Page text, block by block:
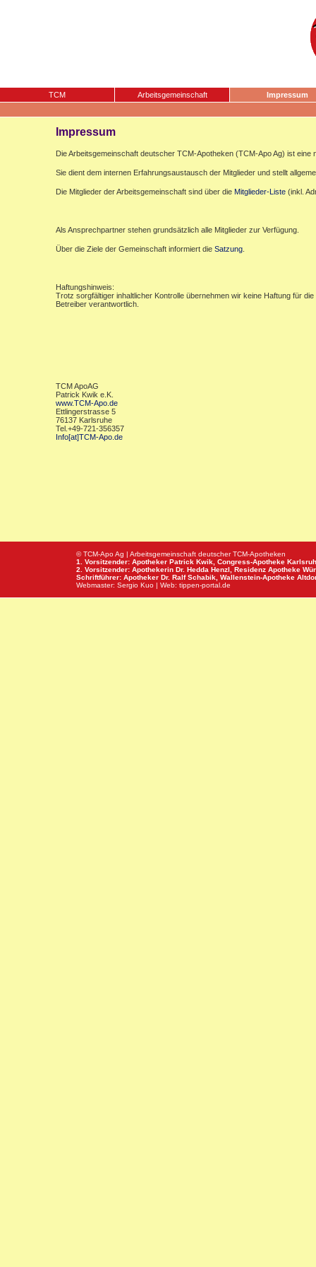
TCM Arbeitsgemeinschaft Impressum
Impressum
Die Arbeitsgemeinschaft deutscher TCM-Apotheken (TCM-Apo Ag) ist eine
Sie dient dem internen Erfahrungsaustausch der Mitglieder und stellt
Die Mitglieder der Arbeitsgemeinschaft sind über die Mitglieder-Liste (inkl.
Als Ansprechpartner stehen grundsätzlich alle Mitglieder zur Verfügung.
Über die Ziele der Gemeinschaft informiert die Satzung
Haftungshinweis:
Trotz sorgfältiger inhaltlicher Kontrolle übernehmen wir keine Haftung für
Betreiber verantwortlich.
TCM ApoAG
Patrick Kwik e.K.
www.TCM-Apo.de
Ettlingerstrasse 5
76137 Karlsruhe
Tel.+49-721-356357
Info[at]TCM-Apo.de
© TCM-Apo Ag | Arbeitsgemeinschaft deutscher TCM-Apotheken
1. Vorsitzender: Apotheker Patrick Kwik, Congress-Apotheke
2. Vorsitzender: Apothekerin Dr. Hedda Henzl, Residenz Apotheke
Schriftführer: Apotheker Dr. Ralf Schabik, Wallenstein-Apotheke
Webmaster: Sergio Kuo | Web: tippen-portal.de